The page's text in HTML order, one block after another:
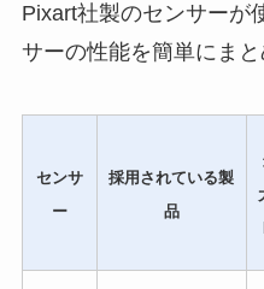
Pixart社製のセンサーが
サーの性能を簡単にまと
センサ
ー
採用されている製
品